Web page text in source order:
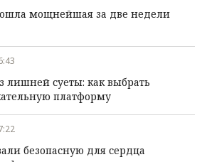
мощнейшая за две недели
лишней суеты: как выбрать
платформу
безопасную для сердца